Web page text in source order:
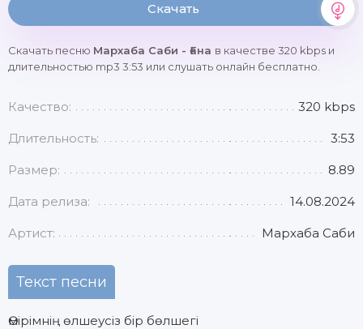
Скачать
Скачать песню Мархаба Саби - Ғана в качестве 320 kbps и
длительностью mp3 3:53 или слушать онлайн бесплатно.
Качество: 320 kbps
Длительность: 3:53
Размер: 8.89
Дата релиза: 14.08.2024
Артист: Мархаба Саби
Текст песни
Өмірімнің өлшеусіз бір бөлшегі